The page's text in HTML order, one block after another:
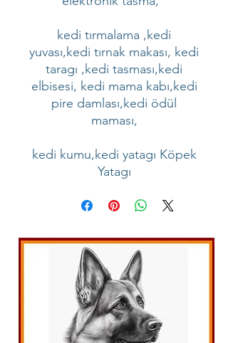
kedi tırmalama ,kedi
yuvası,kedi tırnak makası, kedi
taragı ,kedi tasması,kedi
elbisesi, kedi mama kabı,kedi
pire damlası,kedi ödül
maması,
kedi kumu,kedi yatagı Köpek
Yatagı